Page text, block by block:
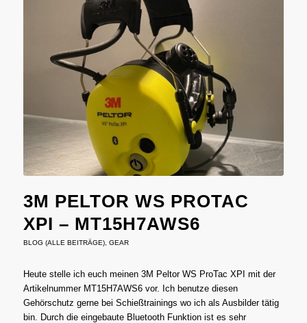
3M PELTOR WS PROTAC
XPI – MT15H7AWS6
BLOG (ALLE BEITRÄGE), GEAR
Heute stelle ich euch meinen 3M Peltor WS ProTac XPI mit der
Artikelnummer MT15H7AWS6 vor. Ich benutze diesen
Gehörschutz gerne bei Schießtrainings wo ich als Ausbilder tätig
bin. Durch die eingebaute Bluetooth Funktion ist es sehr